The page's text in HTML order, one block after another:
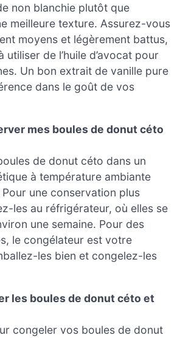
non blanchie plutôt que
meilleure texture. Assurez-vous
moyens et légèrement battus,
utiliser de l’huile d’avocat pour
Un bon extrait de vanille pure
dans le goût de vos
mes boules de donut céto
de donut céto dans un
à température ambiante
une conservation plus
les au réfrigérateur, où elles se
une semaine. Pour des
le congélateur est votre
les bien et congelez-les
les boules de donut céto et
congeler vos boules de donut